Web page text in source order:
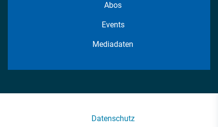
Abos
Events
Mediadaten
Datenschutz